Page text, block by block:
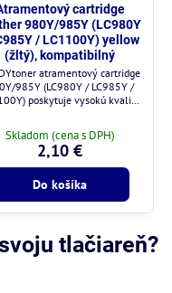
cartridge
980Y/985Y (LC980Y
/ LC1100Y) yellow
(žltý), kompatibilný
atramentový cartridge
985Y (LC980Y / LC985Y /
poskytuje vysokú kvalitu
Skladom (cena s DPH)
2,10 €
Do košíka
tlačiareň?